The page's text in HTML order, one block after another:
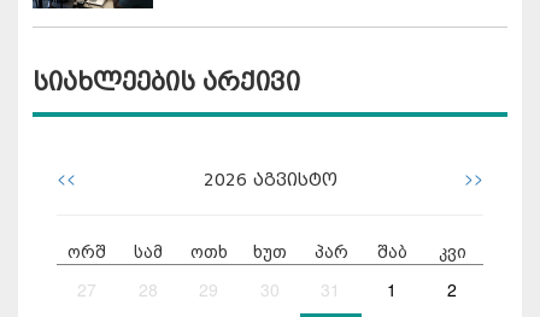
სიახლეების არქივი
<< 2026 აგვისტო >>
ორშ სამ ოთხ ხუთ პარ შაბ კვი
27 28 29 30 31 1 2